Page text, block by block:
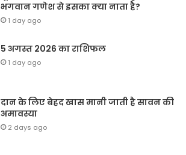
भगवान गणेश से इसका क्या नाता है?
1 day ago
5 अगस्त 2026 का राशिफल
1 day ago
दान के लिए बेहद खास मानी जाती है सावन की
अमावस्या
2 days ago